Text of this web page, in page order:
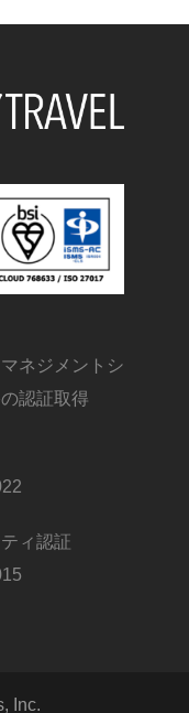
ネジメントシ
認証取得
ィ認証
Inc.